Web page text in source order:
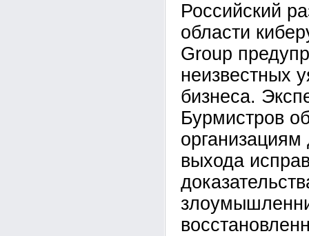
Российский
области
Group
неизвестных
бизнеса.
Бурмистров
организациям
выхода